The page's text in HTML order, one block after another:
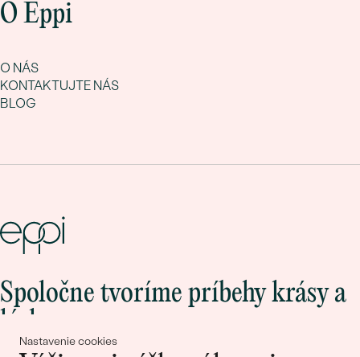
Nastavenie cookies
O Eppi
O NÁS
KONTAKTUJTE NÁS
BLOG
Spoločne tvoríme príbehy krásy a
lásky